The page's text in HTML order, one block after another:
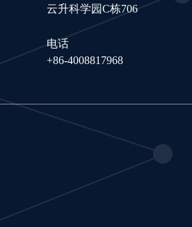
云升科学园C栋706
电话
+86-4008817968